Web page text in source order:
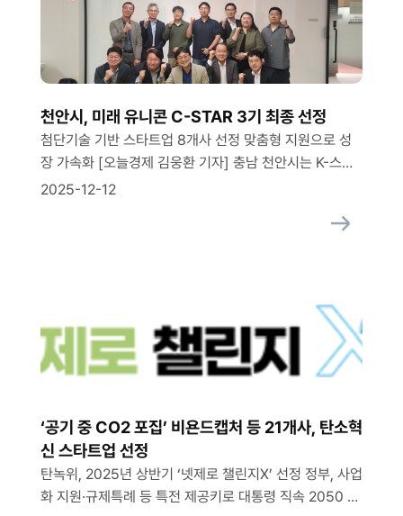
천안시, 미래 유니콘 C-STAR 3기 최종 선정
첨단기술 기반 스타트업 8개사 선정 맞춤형 지원으로 성
장 가속화 [오늘경제 김웅환 기자] 충남 천안시는 K-스타
트업 허브의 핵심 주체로 성장할 ‘천안미래유니콘 C-
역 창업지원기관과 협력해 유망 스타트업을 발굴‧선정해
2025-12-12
‘공기 중 CO2 포집’ 비욘드캡처 등 21개사, 탄소혁
신 스타트업 선정
탄녹위, 2025년 상반기 ‘넷제로 챌린지X’ 선정 정부, 사업
화 지원·규제특례 등 특전 제공키로 대통령 직속 2050 탄